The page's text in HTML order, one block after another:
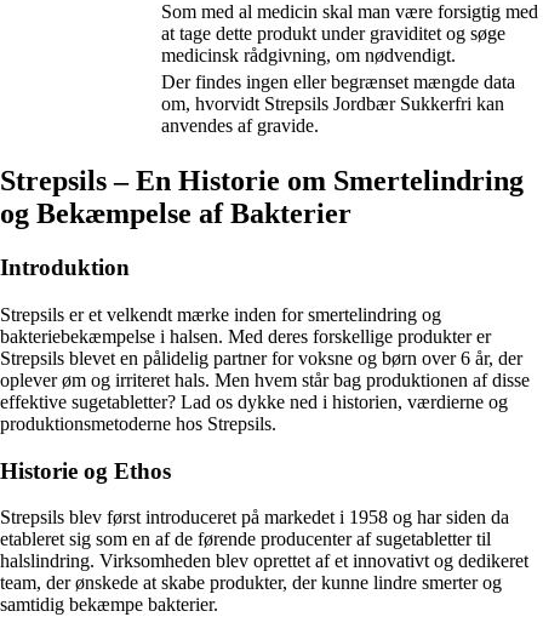
Som med al medicin skal man være forsigtig med
at tage dette produkt under graviditet og søge
medicinsk rådgivning, om nødvendigt.
Der findes ingen eller begrænset mængde data
om, hvorvidt Strepsils Jordbær Sukkerfri kan
anvendes af gravide.
Strepsils – En Historie om Smertelindring
og Bekæmpelse af Bakterier
Introduktion
Strepsils er et velkendt mærke inden for smertelindring og
bakteriebekæmpelse i halsen. Med deres forskellige produkter er
Strepsils blevet en pålidelig partner for voksne og børn over 6 år, der
oplever øm og irriteret hals. Men hvem står bag produktionen af disse
effektive sugetabletter? Lad os dykke ned i historien, værdierne og
produktionsmetoderne hos Strepsils.
Historie og Ethos
Strepsils blev først introduceret på markedet i 1958 og har siden da
etableret sig som en af de førende producenter af sugetabletter til
halslindring. Virksomheden blev oprettet af et innovativt og dedikeret
team, der ønskede at skabe produkter, der kunne lindre smerter og
samtidig bekæmpe bakterier.